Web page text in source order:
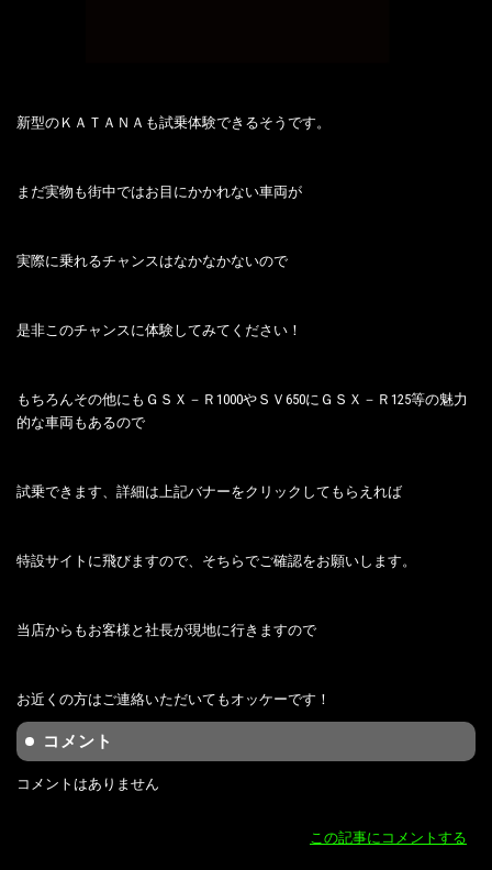
新型のＫＡＴＡＮＡも試乗体験できるそうです。
まだ実物も街中ではお目にかかれない車両が
実際に乗れるチャンスはなかなかないので
是非このチャンスに体験してみてください！
もちろんその他にもＧＳＸ－Ｒ1000やＳＶ650にＧＳＸ－Ｒ125等の魅力
的な車両もあるので
試乗できます、詳細は上記バナーをクリックしてもらえれば
特設サイトに飛びますので、そちらでご確認をお願いします。
当店からもお客様と社長が現地に行きますので
お近くの方はご連絡いただいてもオッケーです！
コメント
コメントはありません
この記事にコメントする